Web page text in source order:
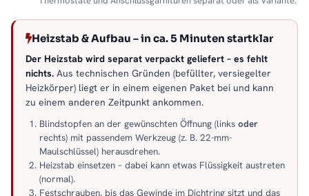
Heizstab & Aufbau – in ca. 5 Minuten startklar
Der Heizstab wird separat verpackt geliefert – es fehlt
nichts. Aus technischen Gründen (befüllter, versiegelter
Heizkörper) liegt er in einem eigenen Paket bei und kann
zu einem anderen Zeitpunkt ankommen.
Blindstopfen an der gewünschten Öffnung (links oder
rechts) mit passendem Werkzeug (z. B. 22-mm-
Maulschlüssel) herausdrehen.
Heizstab einsetzen – dabei kann etwas Flüssigkeit austreten
(normal).
Festschrauben, bis das Gewinde im Dichtring sitzt und das